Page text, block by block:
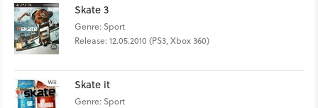
Skate 3
Genre: Sport
Release: 12.05.2010 (PS3, Xbox 360)
Skate it
Genre: Sport